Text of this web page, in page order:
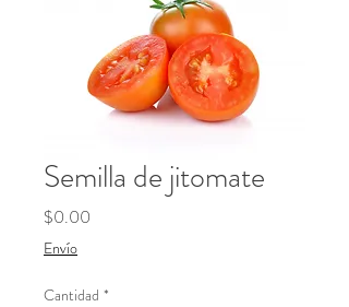
Semilla de jitomate ​
$0.00
Envío
Cantidad *